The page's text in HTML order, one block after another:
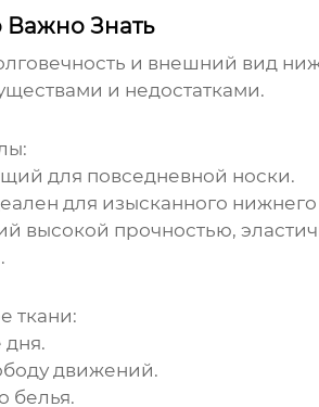
Важно Знать
и внешний вид
и недостатками.
для повседневной носки.
для изысканного нижнего
высокой прочностью,
ткани:
движений.
белья.